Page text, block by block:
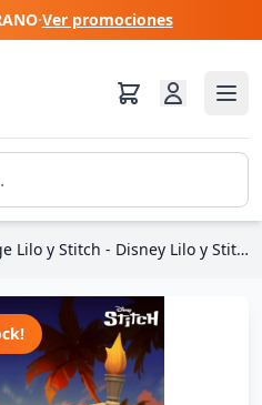
·Ver promociones
D-Stage Lilo y Stitch - Disney Lilo y Stitch